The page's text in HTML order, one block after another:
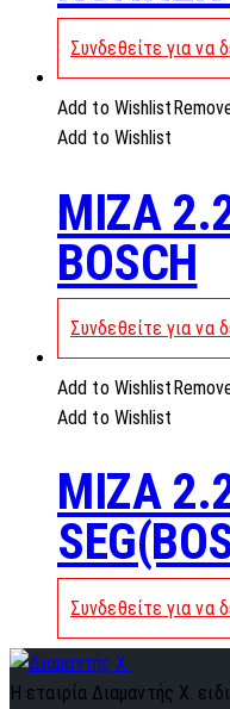
Συνδεθείτε για να
Add to Wishlist
Add to Wishlist
MIZA
BOSCH
Συνδεθείτε για να
Add to Wishlist
Add to Wishlist
MIZA
Συνδεθείτε για να
Η εταιρία Διαμαντής Χ.